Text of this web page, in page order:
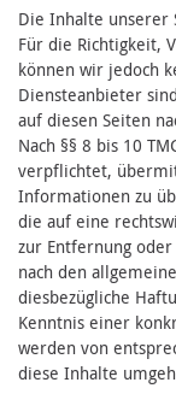
Die Inhalte
Für die Richtigkeit,
können wir jedoch
Diensteanbieter
auf diesen Seiten
Nach §§ 8 bis 10
verpflichtet,
Informationen zu
die auf eine
zur Entfernung
nach den
diesbezügliche
Kenntnis einer
werden von
diese Inhalte